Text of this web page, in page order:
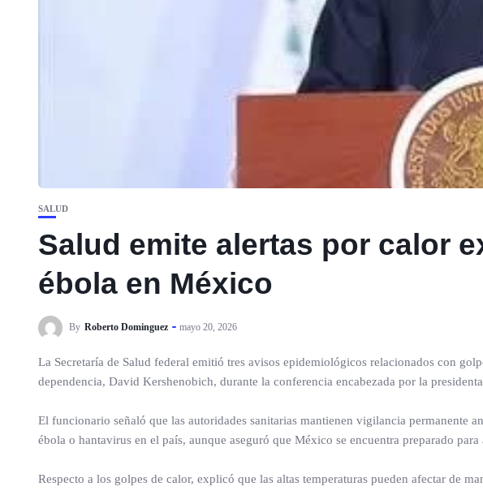
SALUD
Salud emite alertas por calor
ébola en México
By Roberto Dominguez mayo 20, 2026
La Secretaría de Salud federal emitió tres avisos epidemiológicos relacionados con
dependencia, David Kershenobich, durante la conferencia encabezada por la
El funcionario señaló que las autoridades sanitarias mantienen vigilancia permanente
ébola o hantavirus en el país, aunque aseguró que México se encuentra preparado
Respecto a los golpes de calor, explicó que las altas temperaturas pueden afectar de